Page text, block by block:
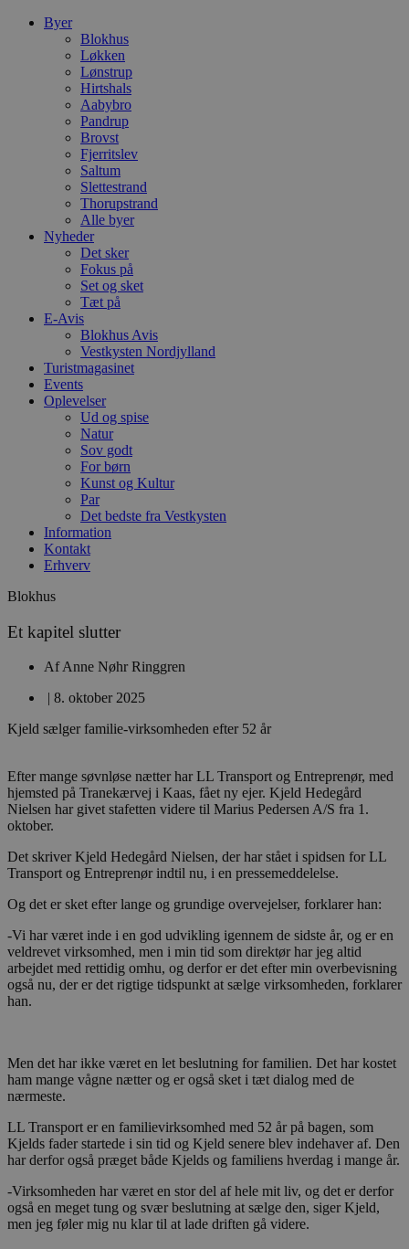
Byer
Blokhus
Løkken
Lønstrup
Hirtshals
Aabybro
Pandrup
Brovst
Fjerritslev
Saltum
Slettestrand
Thorupstrand
Alle byer
Nyheder
Det sker
Fokus på
Set og sket
Tæt på
E-Avis
Blokhus Avis
Vestkysten Nordjylland
Turistmagasinet
Events
Oplevelser
Ud og spise
Natur
Sov godt
For børn
Kunst og Kultur
Par
Det bedste fra Vestkysten
Information
Kontakt
Erhverv
Blokhus
Et kapitel slutter
AfAnne Nøhr Ringgren
| 8. oktober 2025
Kjeld sælger familie-virksomheden efter 52 år
Efter mange søvnløse nætter har LL Transport og Entreprenør, med
hjemsted på Tranekærvej i Kaas, fået ny ejer. Kjeld Hedegård
Nielsen har givet stafetten videre til Marius Pedersen A/S fra 1.
oktober.
Det skriver Kjeld Hedegård Nielsen, der har stået i spidsen for LL
Transport og Entreprenør indtil nu, i en pressemeddelelse.
Og det er sket efter lange og grundige overvejelser, forklarer han:
-Vi har været inde i en god udvikling igennem de sidste år, og er en
veldrevet virksomhed, men i min tid som direktør har jeg altid
arbejdet med rettidig omhu, og derfor er det efter min overbevisning
også nu, der er det rigtige tidspunkt at sælge virksomheden, forklarer
han.
Men det har ikke været en let beslutning for familien. Det har kostet
ham mange vågne nætter og er også sket i tæt dialog med de
nærmeste.
LL Transport er en familievirksomhed med 52 år på bagen, som
Kjelds fader startede i sin tid og Kjeld senere blev indehaver af. Den
har derfor også præget både Kjelds og familiens hverdag i mange år.
-Virksomheden har været en stor del af hele mit liv, og det er derfor
også en meget tung og svær beslutning at sælge den, siger Kjeld,
men jeg føler mig nu klar til at lade driften gå videre.